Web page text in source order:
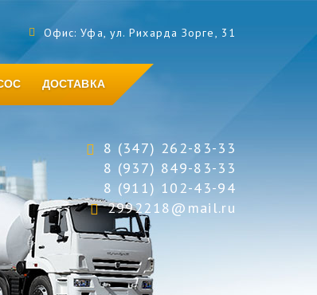
Офис: Уфа, ул. Рихарда Зорге, 31
ДОСТАВКА
8 (347) 262-83-33
8 (937) 849-83-33
8 (911) 102-43-94
2992218@mail.ru